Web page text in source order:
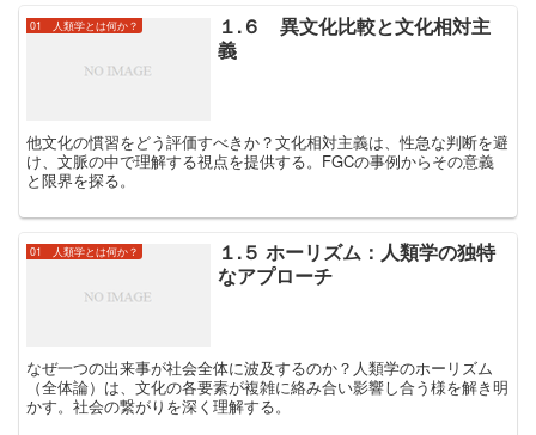
01 人類学とは何か？
１.６ 異文化比較と文化相対主
義
他文化の慣習をどう評価すべきか？文化相対主義は、性急な判断を避
け、文脈の中で理解する視点を提供する。FGCの事例からその意義
と限界を探る。
01 人類学とは何か？
１.５ ホーリズム：人類学の独特
なアプローチ
なぜ一つの出来事が社会全体に波及するのか？人類学のホーリズム
（全体論）は、文化の各要素が複雑に絡み合い影響し合う様を解き明
かす。社会の繋がりを深く理解する。